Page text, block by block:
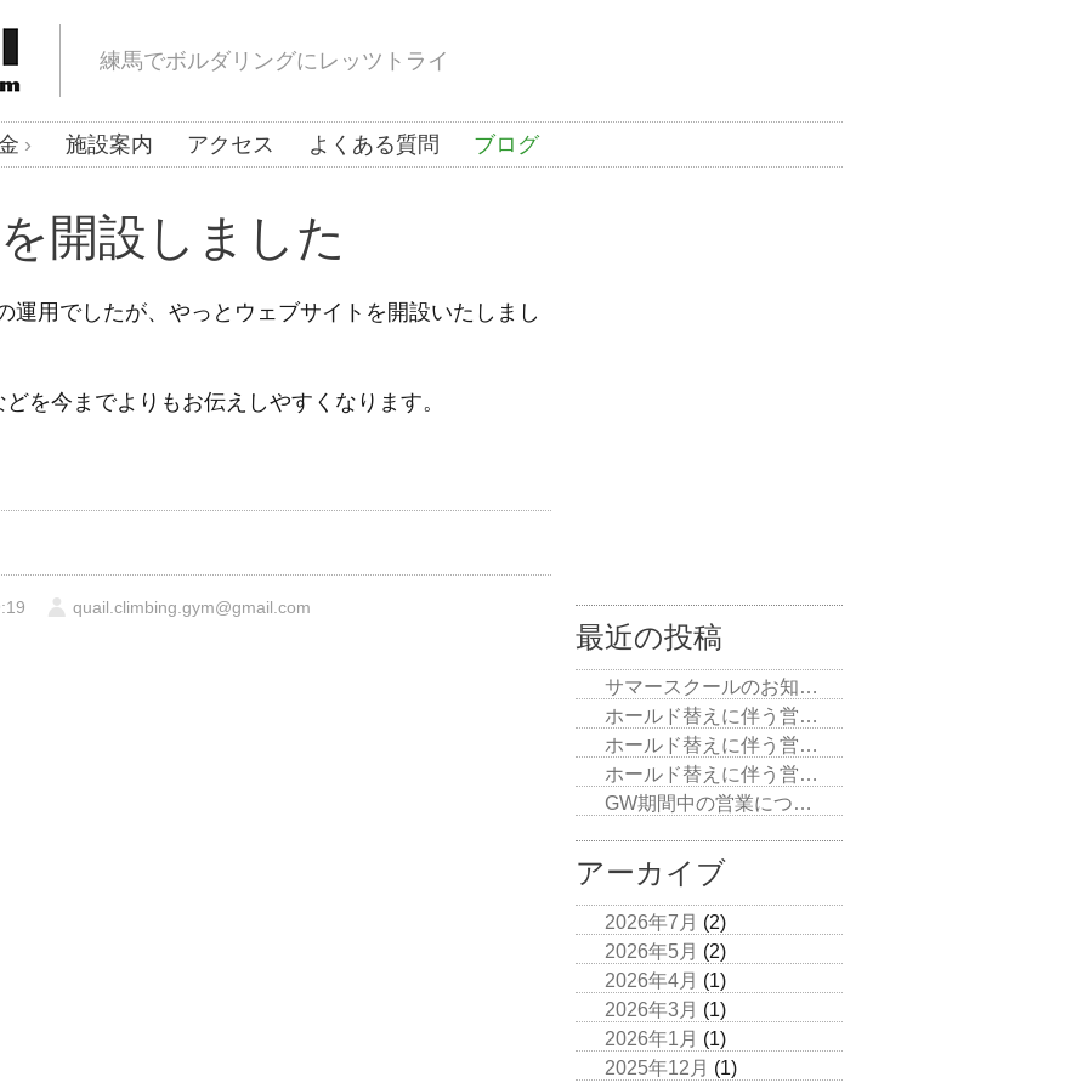
練馬でボルダリングにレッツトライ
施設案内 アクセス よくある質問 ブログ
開設しました
運用でしたが、やっとウェブサイトを開設いたしまし
を今までよりもお伝えしやすくなります。
quail.climbing.gym@gmail.com
最近の投稿
サマースクールのお知…
ホールド替えに伴う営…
ホールド替えに伴う営…
ホールド替えに伴う営…
GW期間中の営業につ…
アーカイブ
2026年7月 (2)
2026年5月 (2)
2026年4月 (1)
2026年3月 (1)
2026年1月 (1)
2025年12月 (1)